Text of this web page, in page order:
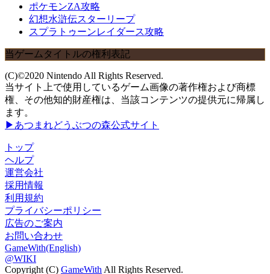
ポケモンZA攻略
幻想水滸伝スターリープ
スプラトゥーンレイダース攻略
当ゲームタイトルの権利表記
(C)©2020 Nintendo All Rights Reserved.
当サイト上で使用しているゲーム画像の著作権および商標
権、その他知的財産権は、当該コンテンツの提供元に帰属し
ます。
▶あつまれどうぶつの森公式サイト
トップ
ヘルプ
運営会社
採用情報
利用規約
プライバシーポリシー
広告のご案内
お問い合わせ
GameWith(English)
@WIKI
Copyright (C) GameWithAll Rights Reserved.